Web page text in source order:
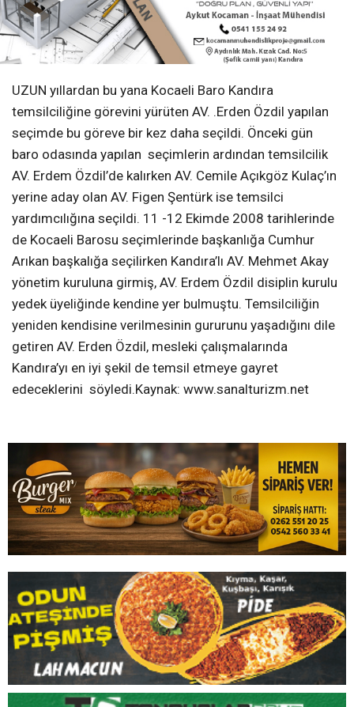
yardımcılığına seçildi. 11 -12 Ekimde 2008 tarihlerinde
de Kocaeli Barosu seçimlerinde başkanlığa Cumhur
Arıkan başkalığa seçilirken Kandıra’lı AV. Mehmet Akay
yedek üyeliğinde kendine yer bulmuştu. Temsilciliğin
yeniden kendisine verilmesinin gururunu yaşadığını dile
getiren AV. Erden Özdil, mesleki çalışmalarında
Kandıra’yı en iyi şekil de temsil etmeye gayret
edeceklerini söyledi.Kaynak: www.sanalturizm.net
İLGİNİZİÇEKEBİLİR